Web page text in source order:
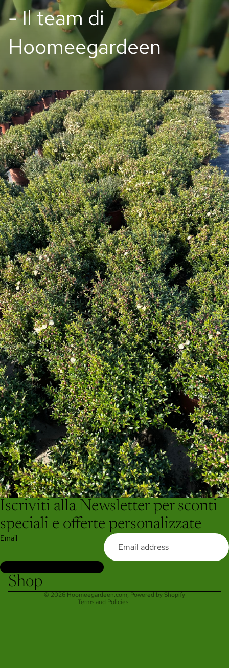
- Il team di
Hoomeegardeen
Iscriviti alla Newsletter per sconti
speciali e offerte personalizzate
Email
Shop
© 2026 Hoomeegardeen.com, Powered by Shopify
Terms and Policies
Refund policy
Privacy policy
Contact information